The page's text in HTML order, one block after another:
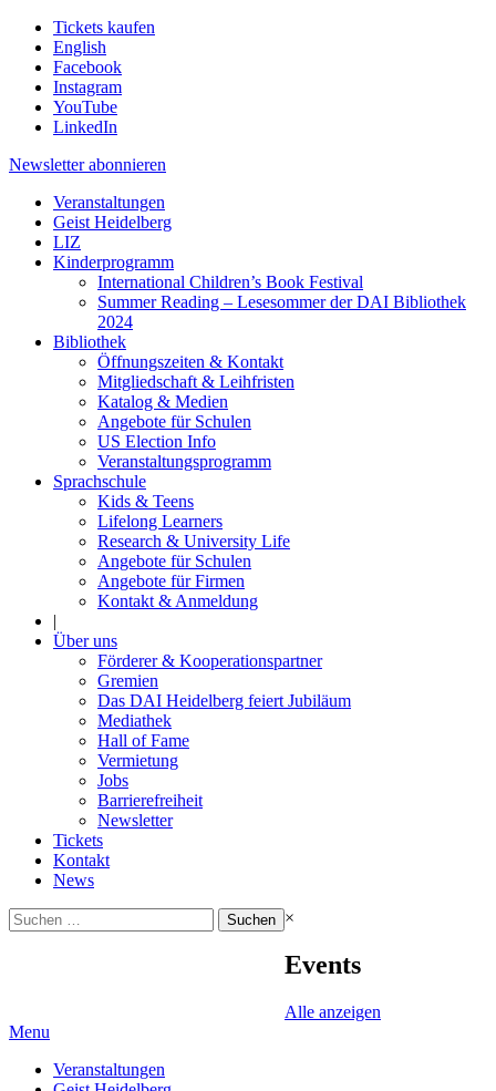
Tickets kaufen
English
Facebook
Instagram
YouTube
LinkedIn
Newsletter abonnieren
Veranstaltungen
Geist Heidelberg
LIZ
Kinderprogramm
International Children’s Book Festival
Summer Reading – Lesesommer der DAI Bibliothek
2024
Bibliothek
Öffnungszeiten & Kontakt
Mitgliedschaft & Leihfristen
Katalog & Medien
Angebote für Schulen
US Election Info
Veranstaltungsprogramm
Sprachschule
Kids & Teens
Lifelong Learners
Research & University Life
Angebote für Schulen
Angebote für Firmen
Kontakt & Anmeldung
|
Über uns
Förderer & Kooperationspartner
Gremien
Das DAI Heidelberg feiert Jubiläum
Mediathek
Hall of Fame
Vermietung
Jobs
Barrierefreiheit
Newsletter
Tickets
Kontakt
News
Suchen
nach:
×
Events
Alle anzeigen
Menu
Veranstaltungen